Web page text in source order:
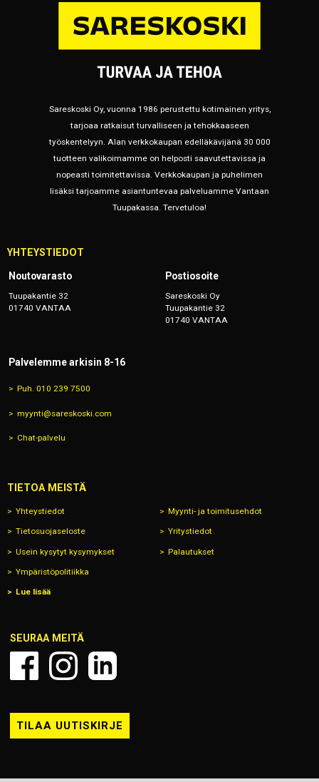
Sareskoski Oy, vuonna 1986 perustettu kotimainen yritys,
tarjoaa ratkaisut turvalliseen ja tehokkaaseen
työskentelyyn. Alan verkkokaupan edelläkävijänä 30 000
tuotteen valikoimamme on helposti saavutettavissa ja
nopeasti toimitettavissa. Verkkokaupan ja puhelimen
lisäksi tarjoamme asiantuntevaa palveluamme Vantaan
Tuupakassa. Tervetuloa!
YHTEYSTIEDOT
Noutovarasto
Tuupakantie 32
01740 VANTAA
Postiosoite
Sareskoski Oy
Tuupakantie 32
01740 VANTAA
Palvelemme arkisin 8-16
Puh. 010 239 7500
myynti@sareskoski.com
Chat-palvelu
TIETOA MEISTÄ
Yhteystiedot Myynti- ja toimitusehdot
Tietosuojaseloste Yritystiedot
Usein kysytyt kysymykset Palautukset
Ympäristöpolitiikka
Lue lisää
SEURAA MEITÄ
TILAA UUTISKIRJE